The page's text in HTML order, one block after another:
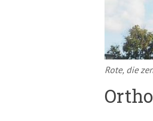
Rote, die